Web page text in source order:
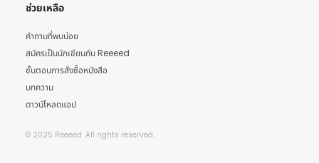
ช่วยเหลือ
คำถามที่พบบ่อย
สมัครเป็นนักเขียนกับ Reeeed
ขั้นตอนการสั่งซื้อหนังสือ
บทความ
ดาวน์โหลดแอป
© 2025 Reeeed. All rights reserved.